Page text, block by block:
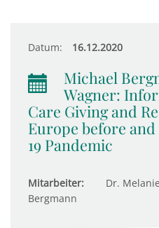
Datum: 16.12.2020
Michael
Wagner:
Care Giving and
Europe before
19 Pandemic
Mitarbeiter:
Dr.
Bergmann